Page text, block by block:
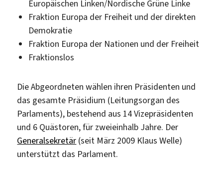
Europäischen Linken/Nordische Grüne Linke
Fraktion Europa der Freiheit und der direkten
Demokratie
Fraktion Europa der Nationen und der Freiheit
Fraktionslos
Die Abgeordneten wählen ihren Präsidenten und
das gesamte Präsidium (Leitungsorgan des
Parlaments), bestehend aus 14 Vizepräsidenten
und 6 Quästoren, für zweieinhalb Jahre. Der
Generalsekretär (seit März 2009 Klaus Welle)
unterstützt das Parlament.